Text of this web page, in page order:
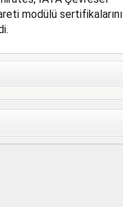
modülü sertifikalarını